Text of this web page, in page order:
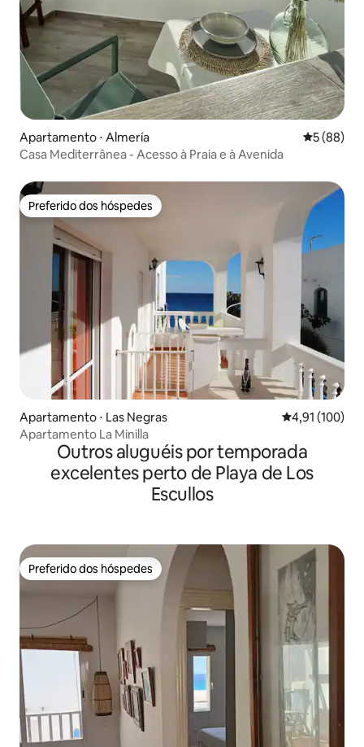
Apartamento ⋅ Almería 5 de uma
5 (88)
Casa Mediterrânea - Acesso à Praia e à Avenida
Preferido dos hóspedes
Preferido dos hóspedes
Apartamento ⋅ Las Negras 4,91 de uma
4,91 (100)
Apartamento La Minilla
Outros aluguéis por temporada
excelentes perto de Playa de Los
Escullos
Preferido dos hóspedes
Preferido dos hóspedes